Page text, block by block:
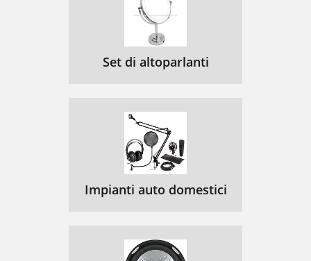
Set di altoparlanti
Impianti auto domestici